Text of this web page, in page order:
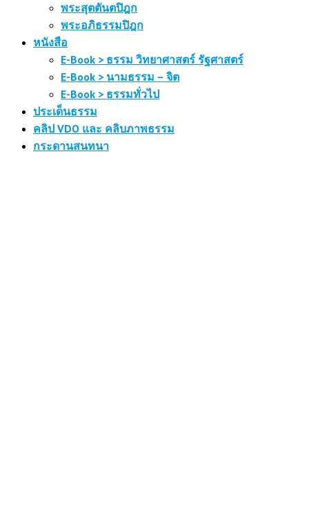
พระสุตตันตปิฎก
พระอภิธรรมปิฎก
หนังสือ
E-Book > ธรรม วิทยาศาสตร์ รัฐศาสตร์
E-Book > นามธรรม – จิต
E-Book > ธรรมทั่วไป
ประเด็นธรรม
คลิป VDO และ คลิบภาพธรรม
กระดานสนทนา